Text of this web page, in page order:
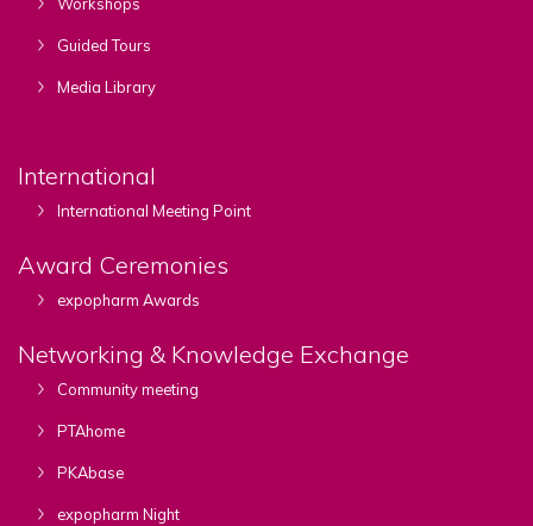
Guided Tours
Media Library
International
International Meeting Point
Award Ceremonies
expopharm Awards
Networking & Knowledge Exchange
Community meeting
PTAhome
PKAbase
expopharm Night